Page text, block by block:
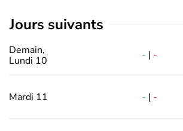
jours suivants
Demain,
Lundi 10
- | -
Mardi 11 - | -